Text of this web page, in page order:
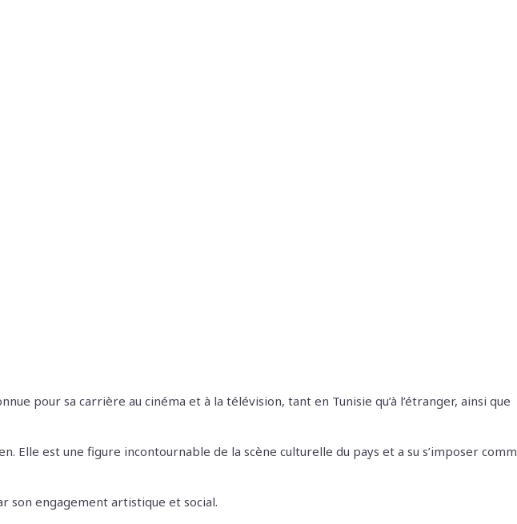
pour sa carrière au cinéma et à la télévision, tant en Tunisie qu’à l’étranger, ainsi que
Elle est une figure incontournable de la scène culturelle du pays et a su s’imposer
son engagement artistique et social.